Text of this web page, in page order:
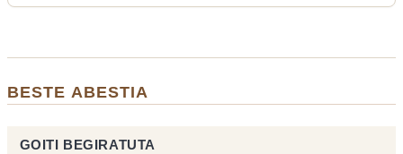
BESTE ABESTIA
GOITI BEGIRATUTA